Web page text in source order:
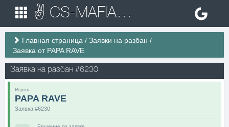
✌ CS-MAFIA.RU ✌ Игровые сервера Counter Strike 1.6
Главная страница / Заявки на разбан /
Заявка от PAPA RAVE
Заявка на разбан #6230
Игрок
PAPA RAVE
Заявка #6230